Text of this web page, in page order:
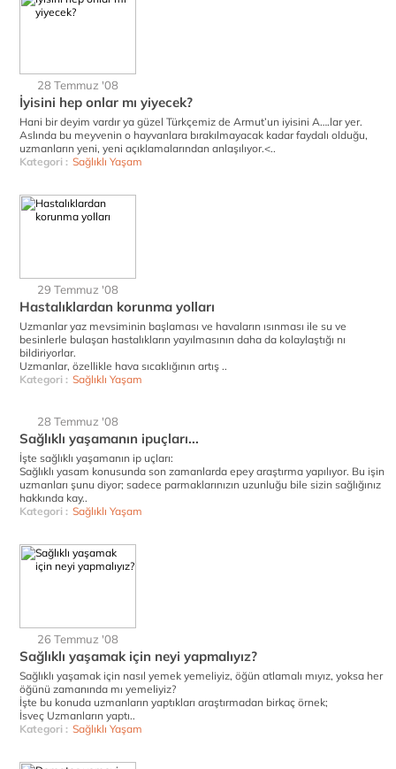
28 Temmuz '08
İyisini hep onlar mı yiyecek?
Hani bir deyim vardır ya güzel Türkçemiz de Armut’un iyisini A….lar yer.
Aslında bu meyvenin o hayvanlara bırakılmayacak kadar faydalı olduğu,
uzmanların yeni, yeni açıklamalarından anlaşılıyor.<..
Kategori : Sağlıklı Yaşam
29 Temmuz '08
Hastalıklardan korunma yolları
Uzmanlar yaz mevsiminin başlaması ve havaların ısınması ile su ve
besinlerle bulaşan hastalıkların yayılmasının daha da kolaylaştığı nı
bildiriyorlar.
Uzmanlar, özellikle hava sıcaklığının artış ..
Kategori : Sağlıklı Yaşam
28 Temmuz '08
Sağlıklı yaşamanın ipuçları...
İşte sağlıklı yaşamanın ip uçları:
Sağlıklı yasam konusunda son zamanlarda epey araştırma yapılıyor. Bu işin
uzmanları şunu diyor; sadece parmaklarınızın uzunluğu bile sizin sağlığınız
hakkında kay..
Kategori : Sağlıklı Yaşam
26 Temmuz '08
Sağlıklı yaşamak için neyi yapmalıyız?
Sağlıklı yaşamak için nasıl yemek yemeliyiz, öğün atlamalı mıyız, yoksa her
öğünü zamanında mı yemeliyiz?
İşte bu konuda uzmanların yaptıkları araştırmadan birkaç örnek;
İsveç Uzmanların yaptı..
Kategori : Sağlıklı Yaşam